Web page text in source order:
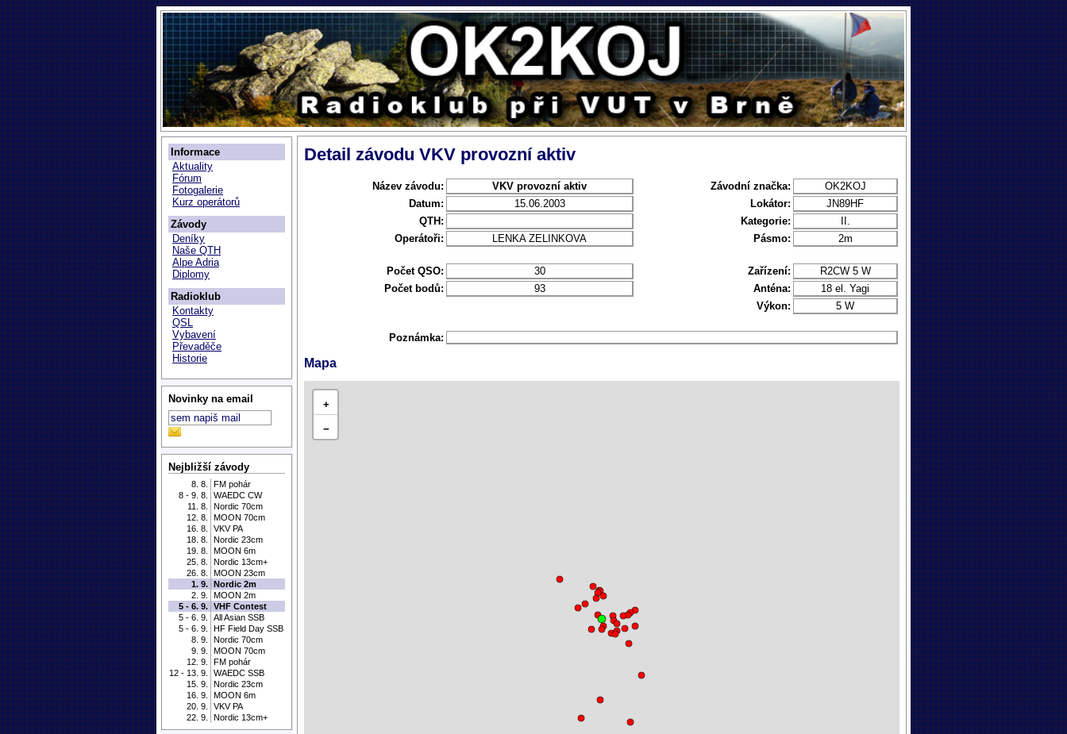
Informace
Aktuality
Fórum
Fotogalerie
Kurz operátorů
Závody
Deníky
Naše QTH
Alpe Adria
Diplomy
Radioklub
Kontakty
QSL
Vybavení
Převaděče
Historie
Novinky na email
Nejbližší závody
8. 8.
FM pohár
8 - 9. 8.
WAEDC CW
11. 8.
Nordic 70cm
12. 8.
MOON 70cm
16. 8.
VKV PA
18. 8.
Nordic 23cm
19. 8.
MOON 6m
25. 8.
Nordic 13cm+
26. 8.
MOON 23cm
1. 9. Nordic 2m
2. 9.
MOON 2m
5 - 6. 9. VHF Contest
5 - 6. 9.
All Asian SSB
5 - 6. 9.
HF Field Day SSB
8. 9.
Nordic 70cm
9. 9.
MOON 70cm
12. 9.
FM pohár
12 - 13. 9.
WAEDC SSB
15. 9.
Nordic 23cm
16. 9.
MOON 6m
20. 9.
VKV PA
22. 9.
Nordic 13cm+
Detail závodu VKV provozní aktiv
Název závodu: VKV provozní aktiv Závodní značka:
OK2KOJ
Datum:
15.06.2003 Lokátor:
JN89HF
QTH:
Kategorie:
II.
Operátoři:
LENKA ZELINKOVA Pásmo: 2m
Počet QSO: 30 Zařízení:
R2CW 5 W
Počet bodů:
93 Anténa:
18 el. Yagi
Výkon:
5 W
Poznámka:
Mapa
+
−